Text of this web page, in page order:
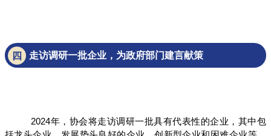
四 走访调研一批企业，为政府部门建言献策
2024年，协会将走访调研一批具有代表性的企业，其中包